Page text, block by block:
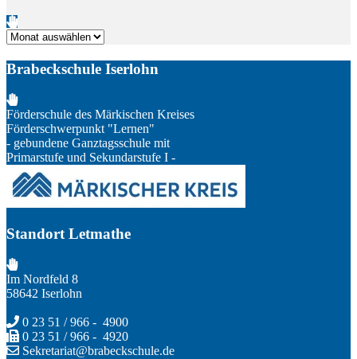
Archiv
Brabeckschule Iserlohn
Förderschule des Märkischen Kreises
Förderschwerpunkt "Lernen"
- gebundene Ganztagsschule mit
Primarstufe und Sekundarstufe I -
Standort Letmathe
Im Nordfeld 8
58642 Iserlohn
0 23 51 / 966 - 4900
0 23 51 / 966 - 4920
Sekretariat@brabeckschule.de